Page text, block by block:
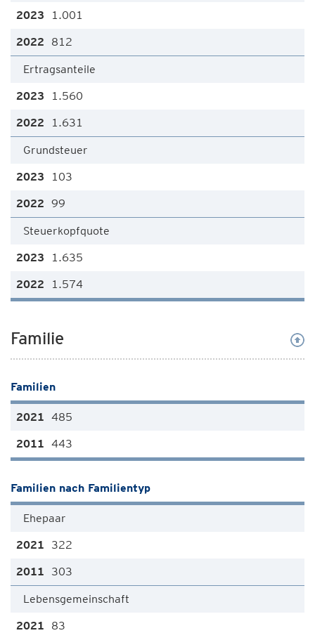
1.001
812
Ertragsanteile
1.560
1.631
Grundsteuer
103
99
Steuerkopfquote
1.635
1.574
Familie
Familien
485
443
Familien nach Familientyp
Ehepaar
322
303
Lebensgemeinschaft
83